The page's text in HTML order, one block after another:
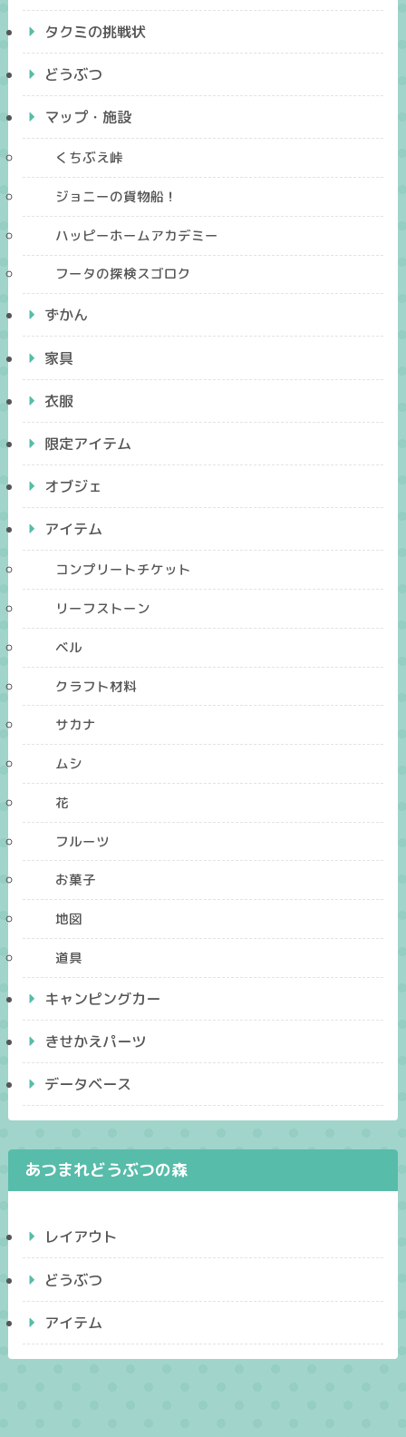
タクミの挑戦状
どうぶつ
マップ・施設
くちぶえ峠
ジョニーの貨物船！
ハッピーホームアカデミー
フータの探検スゴロク
ずかん
家具
衣服
限定アイテム
オブジェ
アイテム
コンプリートチケット
リーフストーン
ベル
クラフト材料
サカナ
ムシ
花
フルーツ
お菓子
地図
道具
キャンピングカー
きせかえパーツ
データベース
あつまれどうぶつの森
レイアウト
どうぶつ
アイテム